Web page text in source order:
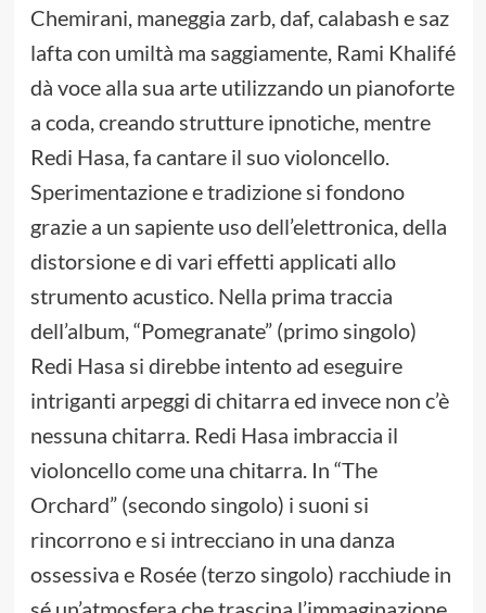
Chemirani, maneggia zarb, daf, calabash e saz
lafta con umiltà ma saggiamente, Rami Khalifé
dà voce alla sua arte utilizzando un pianoforte
a coda, creando strutture ipnotiche, mentre
Redi Hasa, fa cantare il suo violoncello.
Sperimentazione e tradizione si fondono
grazie a un sapiente uso dell’elettronica, della
distorsione e di vari effetti applicati allo
strumento acustico. Nella prima traccia
dell’album, “Pomegranate” (primo singolo)
Redi Hasa si direbbe intento ad eseguire
intriganti arpeggi di chitarra ed invece non c’è
nessuna chitarra. Redi Hasa imbraccia il
violoncello come una chitarra. In “The
Orchard” (secondo singolo) i suoni si
rincorrono e si intrecciano in una danza
ossessiva e Rosée (terzo singolo) racchiude in